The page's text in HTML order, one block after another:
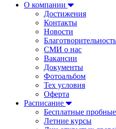
О компании
Достижения
Контакты
Новости
Благотворительность
СМИ о нас
Вакансии
Документы
Фотоальбом
Тех условия
Оферта
Расписание
Бесплатные
Летние курсы